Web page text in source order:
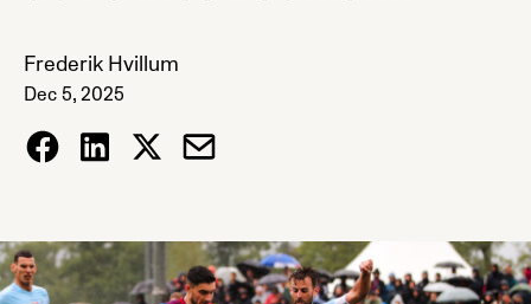
Frederik Hvillum
Dec 5, 2025